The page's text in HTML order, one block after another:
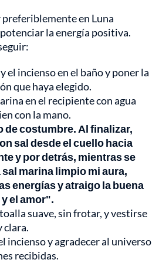
preferiblemente en Luna
la energía positiva.
el incienso en el baño y poner la
que haya elegido.
en el recipiente con agua
con la mano.
de costumbre. Al finalizar,
sal desde el cuello hacia
y por detrás, mientras se
marina limpio mi aura,
energías y atraigo la buena
el amor".
suave, sin frotar, y vestirse
clara.
incienso y agradecer al universo
recibidas.